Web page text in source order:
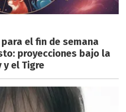
el fin de semana
proyecciones bajo la
y el Tigre